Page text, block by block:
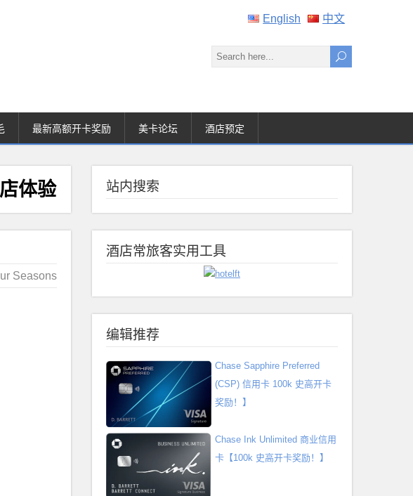
English 中文
最新高额开卡奖励 美卡论坛 酒店预定
体验
Seasons
站内搜索
酒店常旅客实用工具
编辑推荐
Chase Sapphire Preferred
(CSP) 信用卡 100k 史高开卡
奖励！】
Chase Ink Unlimited 商业信用
卡【100k 史高开卡奖励！】